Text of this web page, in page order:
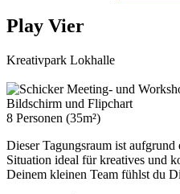
Play Vier
Kreativpark Lokhalle
8 Personen (35m²)
Dieser Tagungsraum ist
Situation ideal für kreatives und
Deinem kleinen Team fühlst du